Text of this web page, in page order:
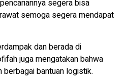
segera bisa
semoga segera mendapat
dan berada di
juga mengatakan bahwa
berbagai bantuan logistik.